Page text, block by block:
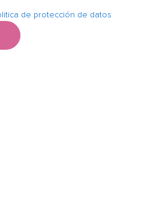
de protección de datos